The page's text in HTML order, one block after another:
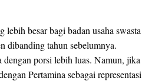
besar bagi badan usaha swasta
dibanding tahun sebelumnya.
dengan porsi lebih luas. Namun, jika
Pertamina sebagai representasi